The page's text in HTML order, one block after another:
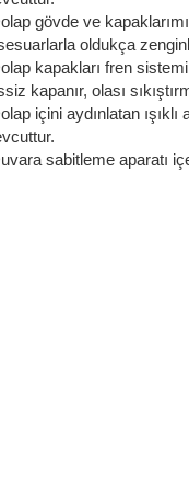
gövde ve
oldukça
kapakları fren
kapanır, olası
içini aydınlatan ışıklı
sabitleme aparatı